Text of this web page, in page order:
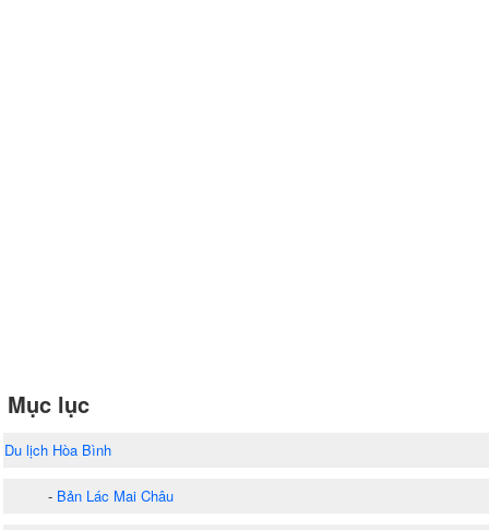
Mục lục
Du lịch Hòa Bình
- Bản Lác Mai Châu